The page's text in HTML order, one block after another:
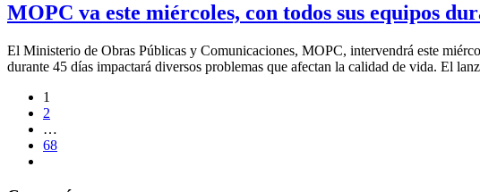
MOPC va este miércoles, con todos sus equipos
El Ministerio de Obras Públicas y Comunicaciones, MOPC, intervendrá este
durante 45 días impactará diversos problemas que afectan la calidad de vida. El
1
2
…
68